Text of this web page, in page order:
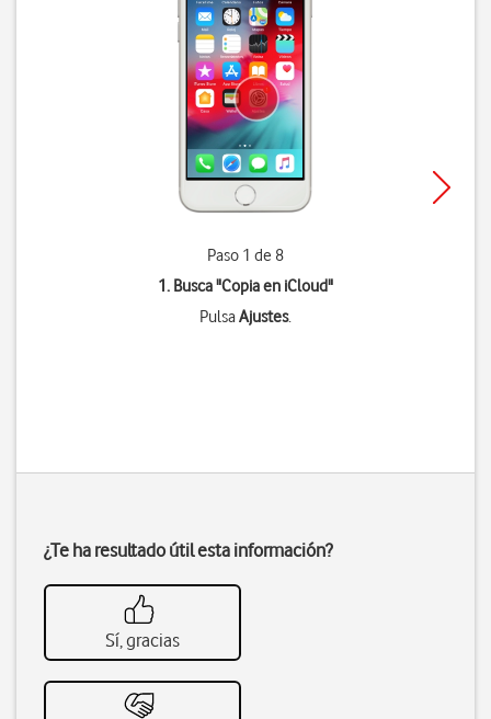
Paso 1 de 8
1. Busca "Copia en iCloud"
PulsaAjustes.
¿Te ha resultado útil esta información?
Sí, gracias